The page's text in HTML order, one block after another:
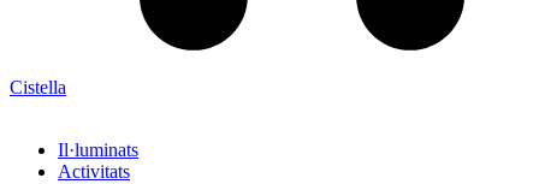
Cistella
Il·luminats
Activitats